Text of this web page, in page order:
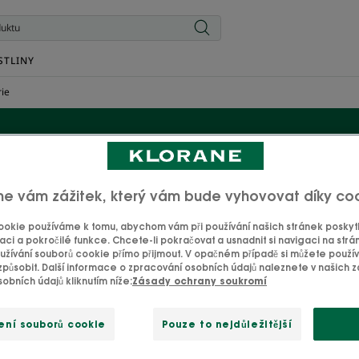
Olej na strie
olejů z kamélie, světlice barvířské a pupalky dvouleté v
a korekci vzniku strií. Pro podporu vašeho
krocích jako budoucí matky.
vám zážitek, který vám bude vyhovovat díky
používáme k tomu, abychom vám při používání našich stránek
a pokročilé funkce. Chcete-li pokračovat a usnadnit si navigaci na
souborů cookie přímo přijmout. V opačném případě si můžete
Další informace o zpracování osobních údajů naleznete v našich
údajů kliknutím níže:Zásady ochrany soukromí
souborů cookie Pouze to nejdůležitější